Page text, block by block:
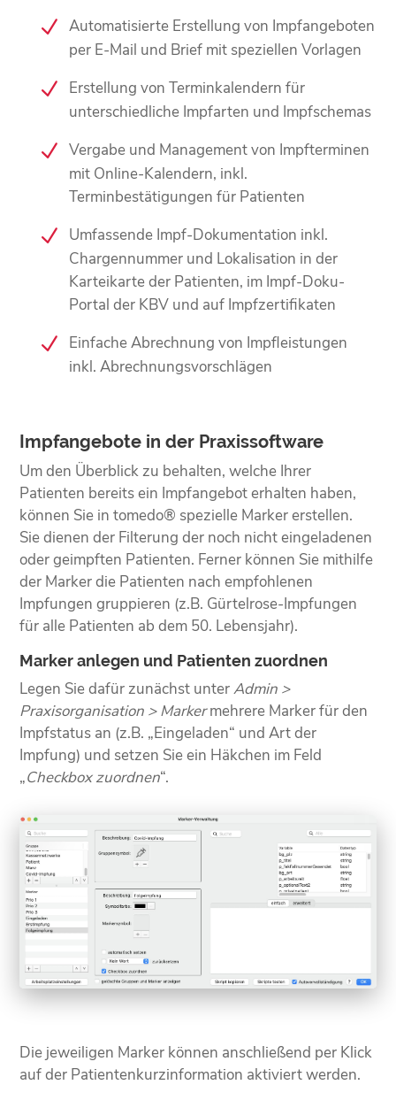
Automatisierte Erstellung von Impfangeboten
per E-Mail und Brief mit speziellen Vorlagen
Erstellung von Terminkalendern für
unterschiedliche Impfarten und Impfschemas
Vergabe und Management von Impfterminen
mit Online-Kalendern, inkl.
Terminbestätigungen für Patienten
Umfassende Impf-Dokumentation inkl.
Chargennummer und Lokalisation in der
Karteikarte der Patienten, im Impf-Doku-
Portal der KBV und auf Impfzertifikaten
Einfache Abrechnung von Impfleistungen
inkl. Abrechnungsvorschlägen
Impfangebote in der Praxissoftware
Um den Überblick zu behalten, welche Ihrer
Patienten bereits ein Impfangebot erhalten haben,
können Sie in tomedo® spezielle Marker erstellen.
Sie dienen der Filterung der noch nicht eingeladenen
oder geimpften Patienten. Ferner können Sie mithilfe
der Marker die Patienten nach empfohlenen
Impfungen gruppieren (z.B. Gürtelrose-Impfungen
für alle Patienten ab dem 50. Lebensjahr).
Marker anlegen und Patienten zuordnen
Legen Sie dafür zunächst unterAdmin >
Praxisorganisation > Markermehrere Marker für den
Impfstatus an (z.B. „Eingeladen“ und Art der
Impfung) und setzen Sie ein Häkchen im Feld
„Checkbox zuordnen“.
Die jeweiligen Marker können anschließend per Klick
auf der Patientenkurzinformation aktiviert werden.